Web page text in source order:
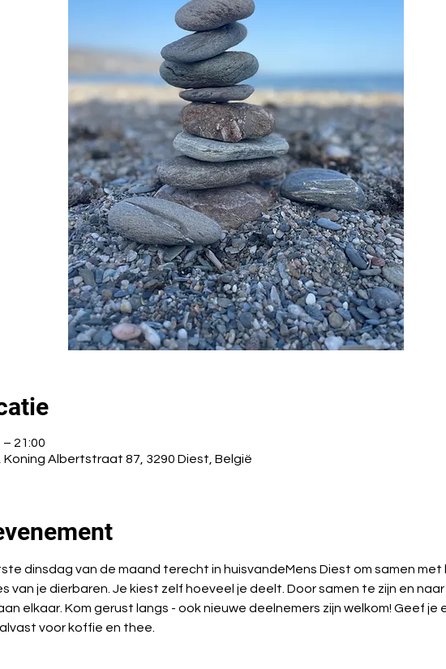
– 21:00
Koning Albertstraat 87, 3290 Diest, België
dinsdag van de maand terecht in huisvandeMens Diest om samen
van je dierbaren. Je kiest zelf hoeveel je deelt. Door samen te zijn en
elkaar. Kom gerust langs - ook nieuwe deelnemers zijn welkom! Geef je
voor koffie en thee.